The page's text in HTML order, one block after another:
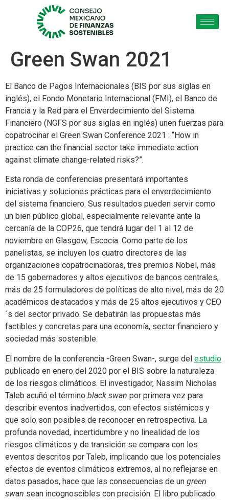
Green Swan 2021
El Banco de Pagos Internacionales (BIS por sus siglas en
inglés), el Fondo Monetario Internacional (FMI), el Banco de
Francia y la Red para el Enverdecimiento del Sistema
Financiero (NGFS por sus siglas en inglés) unen fuerzas para
copatrocinar el Green Swan Conference 2021 : “How in
practice can the financial sector take immediate action
against climate change-related risks?”.
Esta ronda de conferencias presentará importantes
iniciativas y soluciones prácticas para el enverdecimiento
del sistema financiero. Sus resultados pueden servir como
un bien público global, especialmente relevante ante la
cercanía de la COP26, que tendrá lugar del 1 al 12 de
noviembre en Glasgow, Escocia. Como parte de los
panelistas, se incluyen los cuatro directores de las
organizaciones copatrocinadoras, tres premios Nobel, más
de 15 gobernadores y altos ejecutivos de bancos centrales,
más de 25 formuladores de políticas de alto nivel, más de 20
académicos destacados y más de 25 altos ejecutivos y CEO
´s del sector privado. Se debatirán las propuestas más
factibles y concretas para una economía, sector financiero y
sociedad más sostenible.
El nombre de la conferencia -Green Swan-, surge del estudio
publicado en enero del 2020 por el BIS sobre la naturaleza
de los riesgos climáticos. El investigador, Nassim Nicholas
Taleb acuñó el término black swan por primera vez para
describir eventos inadvertidos, con efectos sistémicos y
que solo son posibles de reconocer en retrospectiva. La
profunda novedad, incertidumbre y no linealidad de los
riesgos climáticos y de transición se compara con los
eventos descritos por Taleb, implicando que los potenciales
efectos de eventos climáticos extremos, al no reflejarse en
datos pasados, hace que las consecuencias de un green
swan sean incognoscibles con precisión. El libro publicado